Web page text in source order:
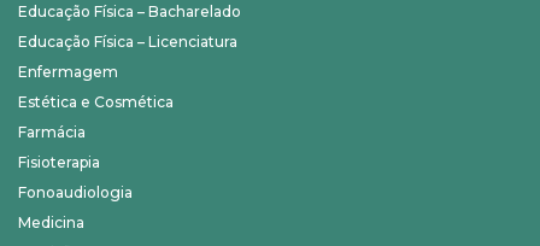
Educação Física – Bacharelado
Educação Física – Licenciatura
Enfermagem
Estética e Cosmética
Farmácia
Fisioterapia
Fonoaudiologia
Medicina